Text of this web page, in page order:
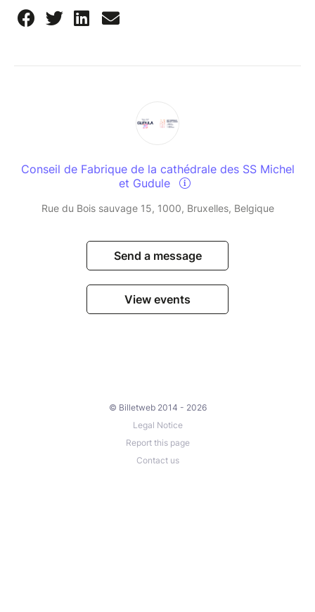
Conseil de Fabrique de la cathédrale des SS Michel
et Gudule
Rue du Bois sauvage 15, 1000, Bruxelles, Belgique
Send a message
View events
© Billetweb 2014 - 2026
Legal Notice
Report this page
Contact us